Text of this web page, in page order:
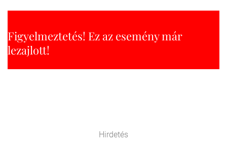
Figyelmeztetés! Ez az esemény már
lezajlott!
Hirdetés